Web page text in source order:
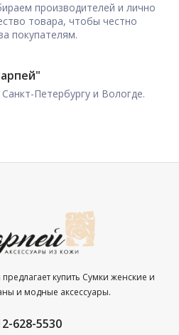
производителей и лично
товара, чтобы честно
покупателям.
Петербургу и Вологде.
купить Сумки женские и
и модные аксессуары.
628-5530